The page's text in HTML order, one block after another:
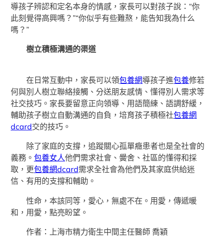
導孩子辨認和定名本身的情感，家長可以對孩子說：“你
此刻覺得高興嗎？”“你似乎有些難熬，能告知我為什么
嗎？”
樹立積極溝通的渠道
在日常互動中，家長可以領包養網導孩子進包養修若
何與別人樹立聯絡接觸、分送朋友感情、懂得別人需求等
社交技巧。家長要留意正向領導、用語簡練、語調舒緩，
輔助孩子樹立自動溝通的自負，培育孩子積極社包養網
dcard交的技巧。
除了家庭的支撐，追蹤關心孤單癥患者也是全社會的
義務。包養女人他們需求社會、黌舍、社區的懂得和採
取，更包養網dcard需求全社會為他們及其家庭供給迷
信、有用的支撐和輔助。
性命，本該同等，愛心，無處不在。用愛，傳遞暖
和，用愛，點亮盼望。
作者：上海市精力衛生中間主任醫師 喬穎